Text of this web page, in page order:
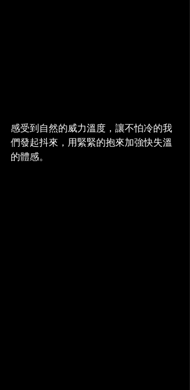
感受到自然的威力溫度，讓不怕冷的我
們發起抖來，用緊緊的抱來加強快失溫
的體感。